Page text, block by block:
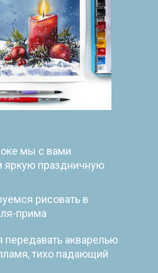
мы с вами
яркую праздничную
рисовать в
прима
передавать акварелью
тихо падающий